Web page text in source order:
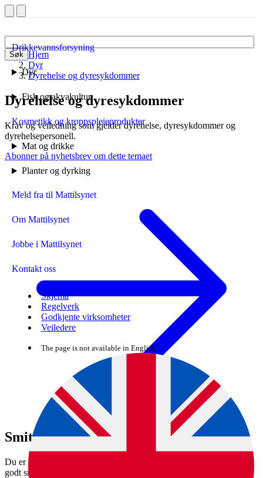
Søk
Drikkevannsforsyning
Dyr
Fisk og akvakultur
Kosmetikk og kroppspleieprodukter
Mat og drikke
Planter og dyrking
Meld fra til Mattilsynet
Om Mattilsynet
Jobbe i Mattilsynet
Kontakt oss
Skjema
Regelverk
Godkjente virksomheter
Veiledere
The page is not available in English.
Hjem
Dyr
Dyrehelse og dyresykdommer
Dyrehelse og dyresykdommer
Krav og veiledning som gjelder dyrehelse, dyresykdommer og
dyrehelsepersonell.
Abonner på nyhetsbrev om dette temaet
Smittevett
Du er smittevernsjef i eget dyrehold. Her finner du veiledning om
godt smittevett for dyreholdet ditt.